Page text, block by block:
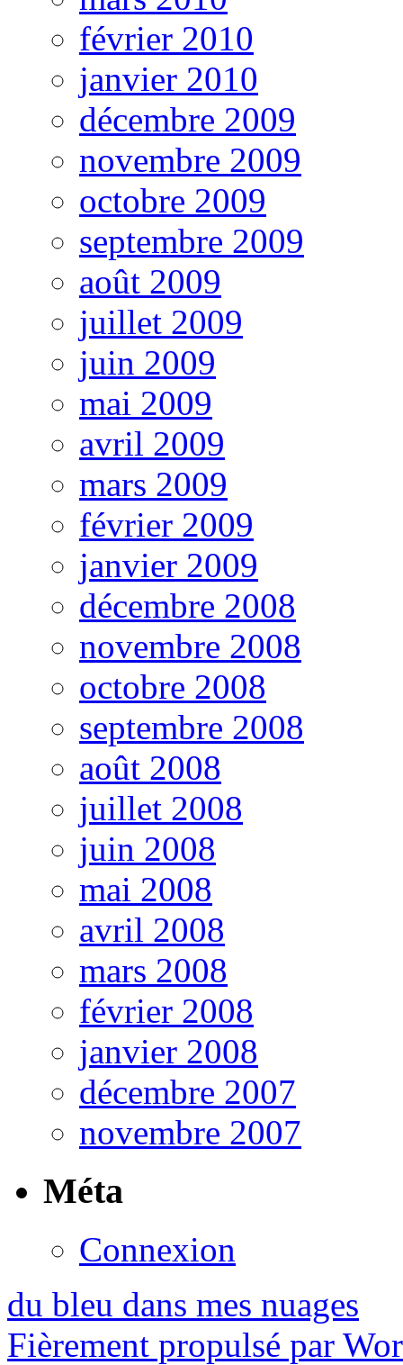
février 2010
janvier 2010
décembre 2009
novembre 2009
octobre 2009
septembre 2009
août 2009
juillet 2009
juin 2009
mai 2009
avril 2009
mars 2009
février 2009
janvier 2009
décembre 2008
novembre 2008
octobre 2008
septembre 2008
août 2008
juillet 2008
juin 2008
mai 2008
avril 2008
mars 2008
février 2008
janvier 2008
décembre 2007
novembre 2007
Méta
Connexion
du bleu dans mes nuages
Fièrement propulsé par